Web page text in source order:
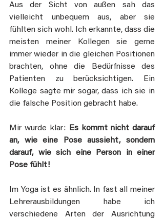
Aus der Sicht von außen sah das
vielleicht unbequem aus, aber sie
fühlten sich wohl. Ich erkannte, dass die
meisten meiner Kollegen sie gerne
immer wieder in die gleichen Positionen
brachten, ohne die Bedürfnisse des
Patienten zu berücksichtigen. Ein
Kollege sagte mir sogar, dass ich sie in
die falsche Position gebracht habe.
Mir wurde klar:
Es kommt nicht darauf
an, wie eine Pose aussieht, sondern
darauf, wie sich eine Person in einer
Pose fühlt!
Im Yoga ist es ähnlich. In fast all meiner
Lehrerausbildungen habe ich
verschiedene Arten der Ausrichtung